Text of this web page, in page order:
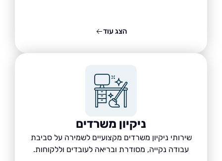
ניקיון משרדים
שירותי ניקיון משרדים מקצועיים לשמירה על סביבת
עבודה נקייה, מסודרת ובריאה לעובדים וללקוחות.